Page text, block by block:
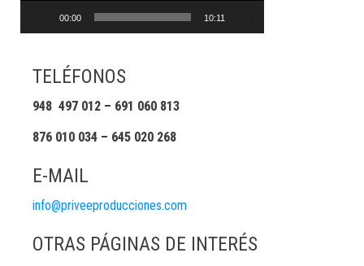
00:00 10:11
TELÉFONOS
948 497 012 – 691 060 813
876 010 034 – 645 020 268
E-MAIL
info@priveeproducciones.com
OTRAS PÁGINAS DE INTERÉS